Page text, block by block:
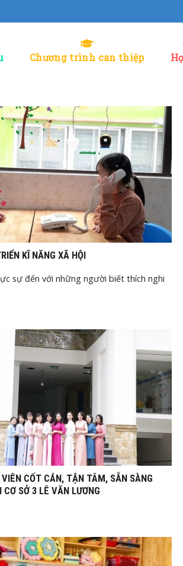
Chương trình can thiệp
KĨ NĂNG XÃ HỘI
sự đến với những người biết thích nghi
CỐT CÁN, TẬN TÂM, SẴN SÀNG
SỞ 3 LÊ VĂN LƯƠNG